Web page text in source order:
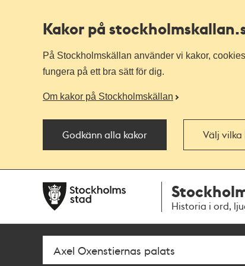
Kakor på stockholmskallan
På Stockholmskällan använder vi kakor,
fungera på ett bra sätt för dig.
Om kakor på Stockholmskällan
Godkänn alla kakor Välj vilka
navigationen
huvudinnehållet
Historia i ord,
Sök